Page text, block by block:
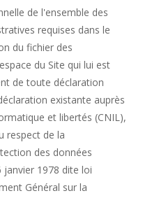
de l'ensemble des
requises dans le
du fichier des
du Site qui lui est
de toute déclaration
existante auprès
et libertés (CNIL),
respect de la
des données
janvier 1978 dite loi
Général sur la